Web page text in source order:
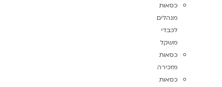
כסאות
מנהלים
לכבדי
משקל
כסאות
מזכירה
כסאות